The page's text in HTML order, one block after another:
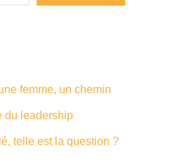
femme, un chemin
du leadership
telle est la question ?